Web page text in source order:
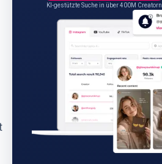
KI-gestützte Suche in über 400M Creatorn